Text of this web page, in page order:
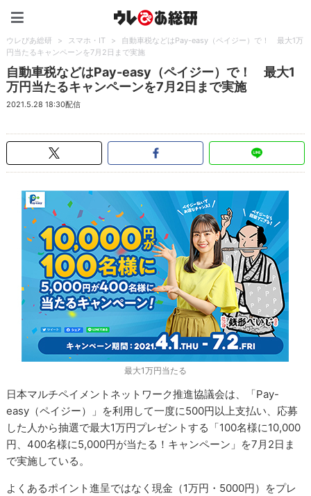
ウレぴあ総研 > スマホ・IT >
自動車税などはPay-easy（ペイジー）で！ 最大1万
円当たるキャンペーンを7月2日まで実施
自動車税などはPay-easy（ペイジー）で！ 最大1
万円当たるキャンペーンを7月2日まで実施
2021.5.28 18:30配信
最大1万円当たる
日本マルチペイメントネットワーク推進協議会は、「Pay-
easy（ペイジー）」を利用して一度に500円以上支払い、応募
した人から抽選で最大1万円プレゼントする「100名様に10,000
円、400名様に5,000円が当たる！キャンペーン」を7月2日ま
で実施している。
よくあるポイント進呈ではなく現金（1万円・5000円）をプレ